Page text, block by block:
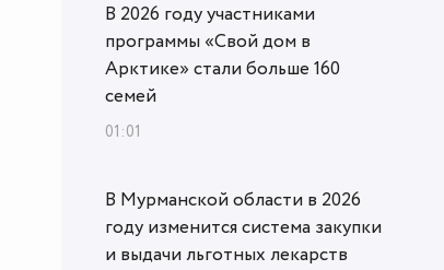
В 2026 году участниками
программы «Свой дом в
Арктике» стали больше 160
семей
01:01
В Мурманской области в 2026
году изменится система закупки
и выдачи льготных лекарств